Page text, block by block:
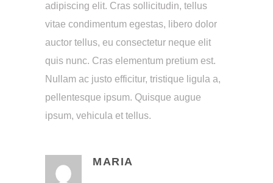
adipiscing elit. Cras sollicitudin, tellus
vitae condimentum egestas, libero dolor
auctor tellus, eu consectetur neque elit
quis nunc. Cras elementum pretium est.
Nullam ac justo efficitur, tristique ligula a,
pellentesque ipsum. Quisque augue
ipsum, vehicula et tellus.
MARIA